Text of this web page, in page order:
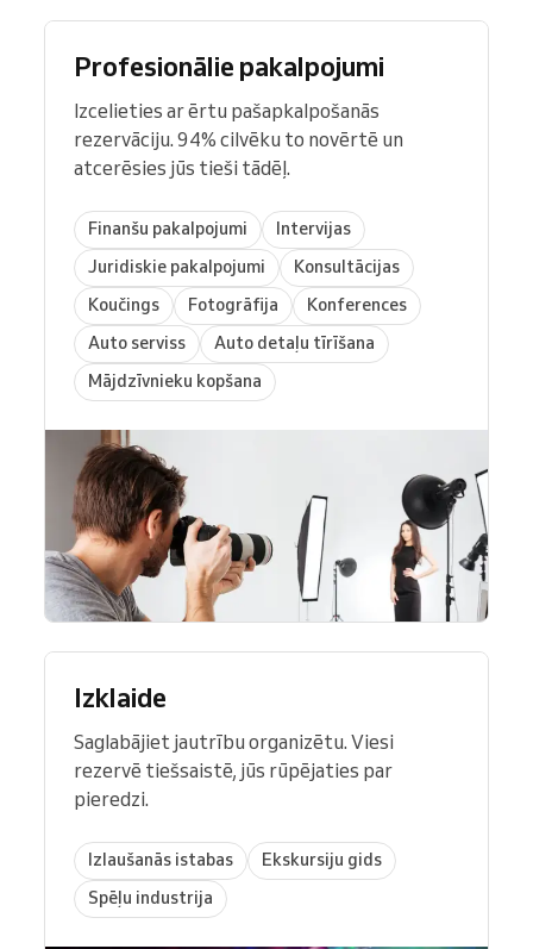
Profesionālie pakalpojumi
Izcelieties ar ērtu pašapkalpošanās
rezervāciju. 94% cilvēku to novērtē un
atcerēsies jūs tieši tādēļ.
Finanšu pakalpojumi
Intervijas
Juridiskie pakalpojumi
Konsultācijas
Koučings
Fotogrāfija
Konferences
Auto serviss
Auto detaļu tīrīšana
Mājdzīvnieku kopšana
Izklaide
Saglabājiet jautrību organizētu. Viesi
rezervē tiešsaistē, jūs rūpējaties par
pieredzi.
Izlaušanās istabas
Ekskursiju gids
Spēļu industrija